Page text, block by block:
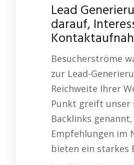
Lead
darauf,
Besucherströme
zur Lead-
Reichweite Ihrer
Punkt greift unser
Backlinks
Empfehlungen im
bieten ein starkes